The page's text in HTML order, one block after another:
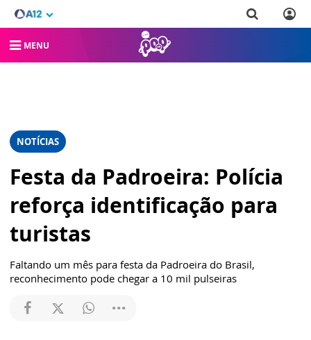
MENU
NOTÍCIAS
Festa da Padroeira: Polícia
reforça identificação para
turistas
Faltando um mês para festa da Padroeira do Brasil,
reconhecimento pode chegar a 10 mil pulseiras